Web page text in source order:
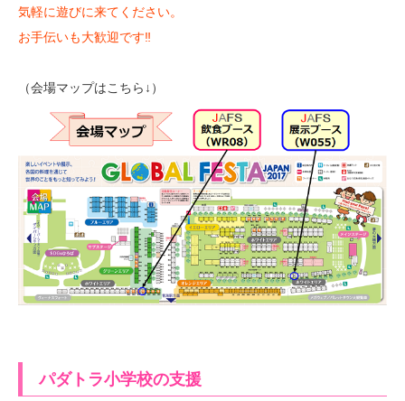
気軽に遊びに来てください。
お手伝いも大歓迎です‼
（会場マップはこちら↓）
パダトラ小学校の支援